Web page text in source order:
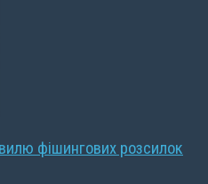
фішингових розсилок